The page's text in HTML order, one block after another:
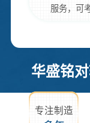
服务，可
华盛铭
专注制造